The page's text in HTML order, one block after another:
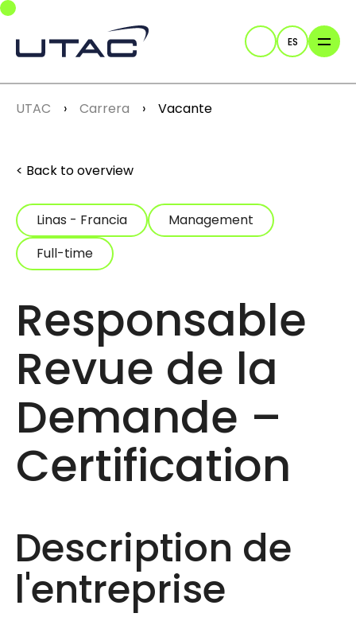
Skip to main navigation
Skip to main content
Skip to page footer
Buscar
ES
You are here:
UTAC Carrera Vacante
Back to overview
Linas - Francia
Management
Full-time
Responsable
Revue de la
Demande –
Certification
Description de
l'entreprise